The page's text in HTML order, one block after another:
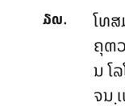
໓໙.
ໂທ
ຄຸຓ
ນ ໂ
ຈນ຺